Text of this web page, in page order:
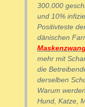
300.000
und 10%
Positivteste
dänischen
mehr mit
die
derselben
Warum
Hund, Katze,